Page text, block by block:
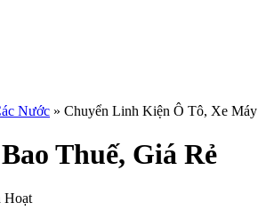
Nước » Chuyển Linh Kiện Ô Tô, Xe
Thuế, Giá Rẻ
Hoạt